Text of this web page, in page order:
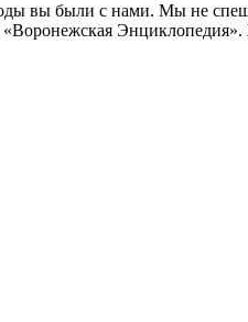
вы были с нами. Мы не